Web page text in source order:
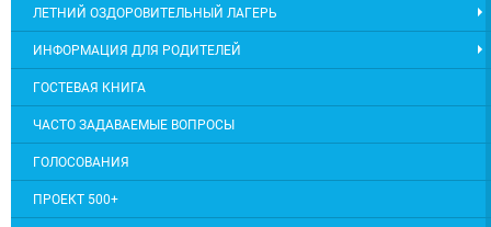
ЛЕТНИЙ ОЗДОРОВИТЕЛЬНЫЙ ЛАГЕРЬ
ИНФОРМАЦИЯ ДЛЯ РОДИТЕЛЕЙ
ГОСТЕВАЯ КНИГА
ЧАСТО ЗАДАВАЕМЫЕ ВОПРОСЫ
ГОЛОСОВАНИЯ
ПРОЕКТ 500+